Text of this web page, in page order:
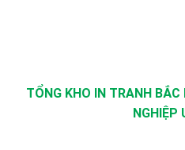
TỔNG KHO IN TRANH
NGHIỆP